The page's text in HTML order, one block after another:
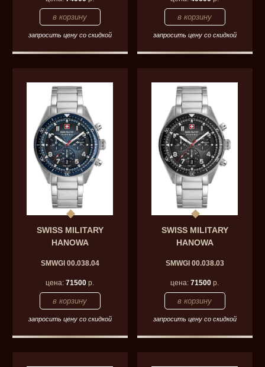
запросить цену со скидкой запросить цену со скидкой
SWISS MILITARY
HANOWA
SMWGI 00.038.04
цена:71500 р.
запросить цену со скидкой
SWISS MILITARY
HANOWA
SMWGI 00.038.03
цена:71500 р.
запросить цену со скидкой